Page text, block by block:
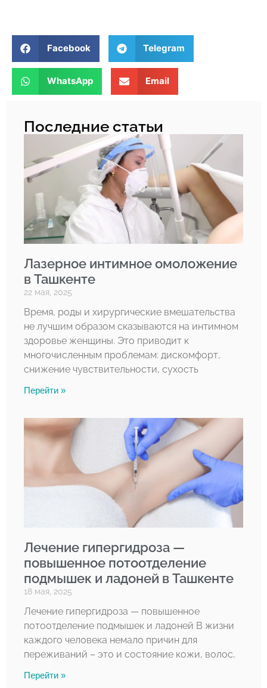
Facebook Telegram
WhatsApp Email
Последние статьи
Лазерное интимное омоложение
в Ташкенте
22 мая, 2025
Время, роды и хирургические вмешательства
не лучшим образом сказываются на интимном
здоровье женщины. Это приводит к
многочисленным проблемам: дискомфорт,
снижение чувствительности, сухость
Перейти »
Лечение гипергидроза —
повышенное потоотделение
подмышек и ладоней в Ташкенте
18 мая, 2025
Лечение гипергидроза — повышенное
потоотделение подмышек и ладоней В жизни
каждого человека немало причин для
переживаний – это и состояние кожи, волос,
Перейти »